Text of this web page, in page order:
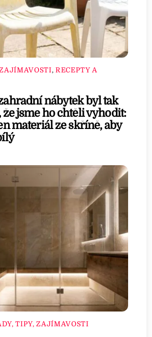
, RECEPTY A
nábytek byl tak
že jsme ho chtěli vyhodit:
materiál ze skříně, aby
TIPY, ZAJÍMAVOSTI